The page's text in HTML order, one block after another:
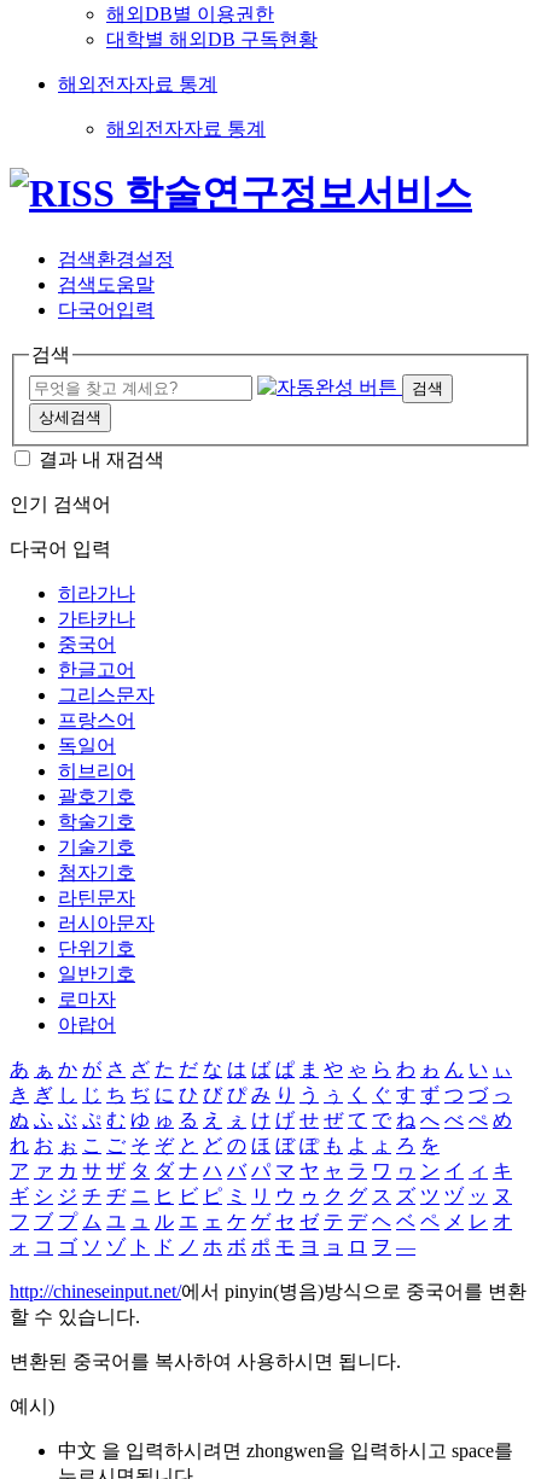
해외DB별 이용권한
대학별 해외DB 구독현황
해외전자자료 통계
해외전자자료 통계
검색환경설정
검색도움말
다국어입력
검색
검색
상세검색
결과 내 재검색
인기 검색어
다국어 입력
히라가나
가타카나
중국어
한글고어
그리스문자
프랑스어
독일어
히브리어
괄호기호
학술기호
기술기호
첨자기호
라틴문자
러시아문자
단위기호
일반기호
로마자
아랍어
あ ぁ か が さ ざ た だ な は ば ぱ ま や ゃ ら わ ゎ ん い ぃ
き ぎ し じ ち ぢ に ひ び ぴ み り う ぅ く ぐ す ず つ づ っ
ぬ ふ ぶ ぷ む ゆ ゅ る え ぇ け げ せ ぜ て で ね へ べ ぺ め
れ お ぉ こ ご そ ぞ と ど の ほ ぼ ぽ も よ ょ ろ を
ア ァ カ サ ザ タ ダ ナ ハ バ パ マ ヤ ャ ラ ワ ヮ ン イ ィ キ
ギ シ ジ チ ヂ ニ ヒ ビ ピ ミ リ ウ ゥ ク グ ス ズ ツ ヅ ッ ヌ
フ ブ プ ム ユ ュ ル エ ェ ケ ゲ セ ゼ テ デ ヘ ベ ペ メ レ オ
ォ コ ゴ ソ ゾ ト ド ノ ホ ボ ポ モ ヨ ョ ロ ヲ ―
http://chineseinput.net/에서 pinyin(병음)방식으로 중국어를 변환
할 수 있습니다.
변환된 중국어를 복사하여 사용하시면 됩니다.
예시)
中文 을 입력하시려면 zhongwen을 입력하시고 space를